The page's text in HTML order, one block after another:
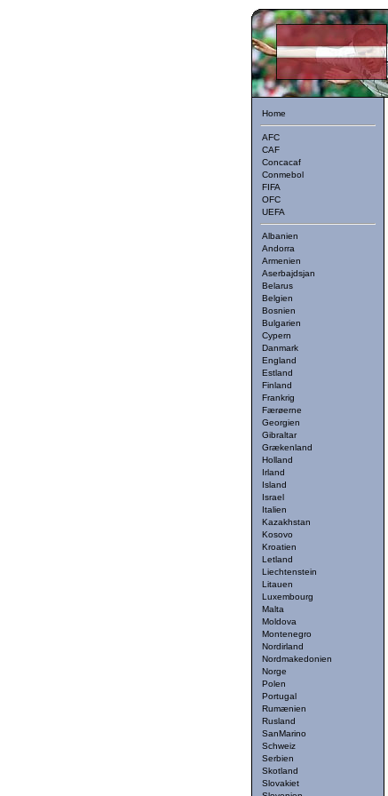
Home
AFC
CAF
Concacaf
Conmebol
FIFA
OFC
UEFA
Albanien
Andorra
Armenien
Aserbajdsjan
Belarus
Belgien
Bosnien
Bulgarien
Cypern
Danmark
England
Estland
Finland
Frankrig
Færøerne
Georgien
Gibraltar
Grækenland
Holland
Irland
Island
Israel
Italien
Kazakhstan
Kosovo
Kroatien
Letland
Liechtenstein
Litauen
Luxembourg
Malta
Moldova
Montenegro
Nordirland
Nordmakedonien
Norge
Polen
Portugal
Rumænien
Rusland
SanMarino
Schweiz
Serbien
Skotland
Slovakiet